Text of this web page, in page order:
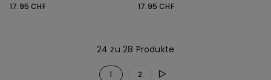
17.95 CHF
17.95 CHF
24 zu 28 Produkte
1 2